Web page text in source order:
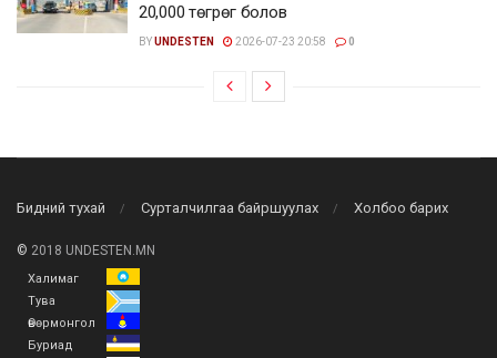
20,000 төгрөг болов
BYUNDESTEN 2026-07-23 20:58 0
Бидний тухай Сурталчилгаа байршуулах Холбоо барих
© 2018 UNDESTEN.MN
Халимаг
Тува
Өвөрмонгол
Буриад